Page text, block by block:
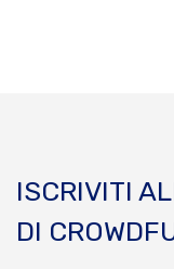
ISCRIVITI
DI